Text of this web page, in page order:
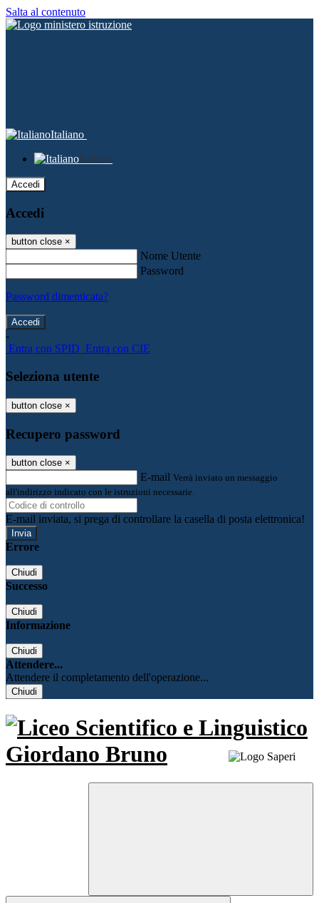
Salta al contenuto
Italiano
Italiano
Accedi
Accedi
button close ×
Nome Utente
Password
Password dimenticata?
-
Entra con SPID Entra con CIE
Seleziona utente
button close ×
Recupero password
button close ×
E-mail Verrà inviato un messaggio
all'indirizzo indicato con le istruzioni necessarie.
E-mail inviata, si prega di controllare la casella di posta elettronica!
Errore
Chiudi
Successo
Chiudi
Informazione
Chiudi
Attendere...
Attendere il completamento dell'operazione...
Chiudi